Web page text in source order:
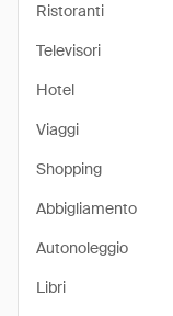
Ristoranti
Televisori
Hotel
Viaggi
Shopping
Abbigliamento
Autonoleggio
Libri